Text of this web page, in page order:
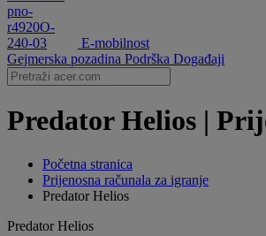
E-mobilnost
Gejmerska pozadina Podrška Događaji
Predator Helios |
Početna stranica
Prijenosna računala za igranje
Predator Helios
Predator Helios